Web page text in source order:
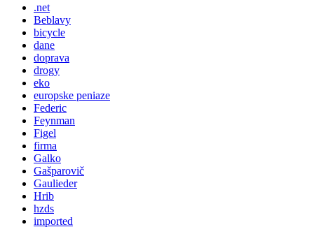
.net
Beblavy
bicycle
dane
doprava
drogy
eko
europske peniaze
Federic
Feynman
Figel
firma
Galko
Gašparovič
Gaulieder
Hrib
hzds
imported